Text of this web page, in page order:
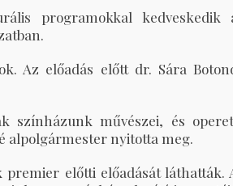
programokkal kedveskedik
Az előadás előtt dr. Sára
színházunk művészei, és
alpolgármester nyitotta meg.
premier előtti előadását láthatták.